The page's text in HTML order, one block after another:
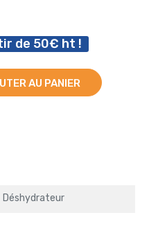
de 50€ ht !
AU PANIER
Déshydrateur